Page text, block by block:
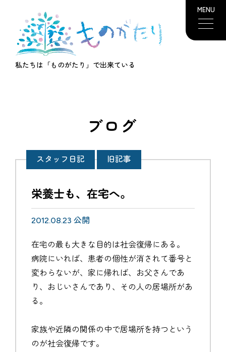
MENU
私たちは「ものがたり」で出来ている
ブログ
スタッフ日記 旧記事
栄養士も、在宅へ。
2012.08.23 公開
在宅の最も大きな目的は社会復帰にある。
病院にいれば、患者の個性が消されて番号と
変わらないが、家に帰れば、お父さんであ
り、おじいさんであり、その人の居場所があ
る。
家族や近隣の関係の中で居場所を持つという
のが社会復帰です。